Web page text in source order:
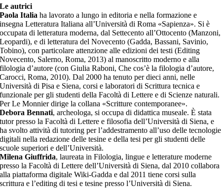
Le autrici
Paola Italia ha lavorato a lungo in editoria e nella formazione e
insegna Letteratura Italiana all’Università di Roma «Sapienza». Si è
occupata di letteratura moderna, dal Settecento all’Ottocento (Manzoni,
Leopardi), e di letteratura del Novecento (Gadda, Bassani, Savinio,
Tobino), con particolare attenzione alle edizioni dei testi (Editing
Novecento, Salerno, Roma, 2013) al manoscritto moderno e alla
filologia d’autore (con Giulia Raboni, Che cos’è la filologia d’autore,
Carocci, Roma, 2010). Dal 2000 ha tenuto per dieci anni, nelle
Università di Pisa e Siena, corsi e laboratori di Scrittura tecnica e
funzionale per gli studenti della Facoltà di Lettere e di Scienze naturali.
Per Le Monnier dirige la collana «Scritture contemporanee».
Debora Bennati, archeologa, si occupa di didattica museale. È stata
tutor presso la Facoltà di Lettere e filosofia dell’Università di Siena, e
ha svolto attività di tutoring per l’addestramento all’uso delle tecnologie
digitali nella redazione delle tesine e della tesi per gli studenti delle
scuole superiori e dell’Università.
Milena Giuffrida, laureata in Filologia, lingue e letterature moderne
presso la Facoltà di Lettere dell’Università di Siena, dal 2010 collabora
alla piattaforma digitale Wiki-Gadda e dal 2011 tiene corsi sulla
scrittura e l’editing di tesi e tesine presso l’Università di Siena.